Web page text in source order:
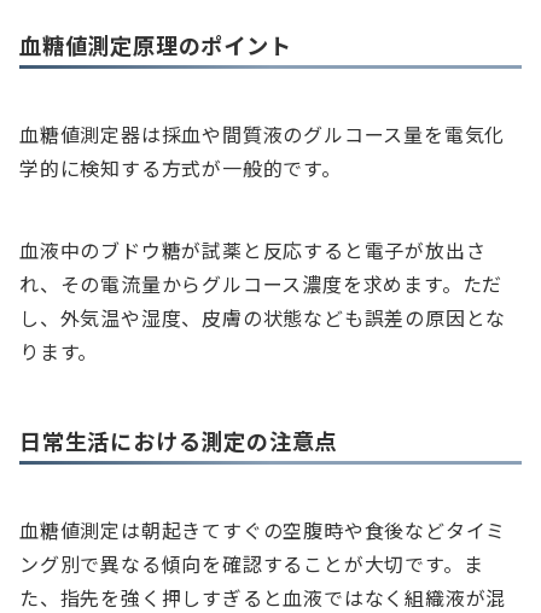
血糖値測定原理のポイント
血糖値測定器は採血や間質液のグルコース量を電気化
学的に検知する方式が一般的です。
血液中のブドウ糖が試薬と反応すると電子が放出さ
れ、その電流量からグルコース濃度を求めます。ただ
し、外気温や湿度、皮膚の状態なども誤差の原因とな
ります。
日常生活における測定の注意点
血糖値測定は朝起きてすぐの空腹時や食後などタイミ
ング別で異なる傾向を確認することが大切です。ま
た、指先を強く押しすぎると血液ではなく組織液が混